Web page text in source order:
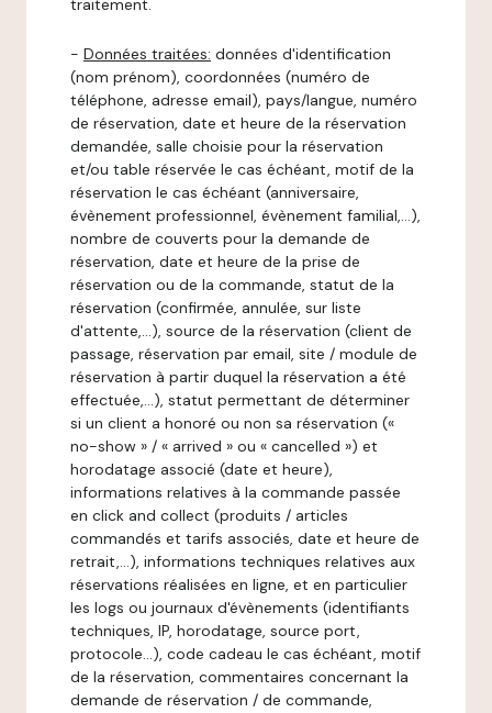
traitement.
- Données traitées: données d'identification
(nom prénom), coordonnées (numéro de
téléphone, adresse email), pays/langue, numéro
de réservation, date et heure de la réservation
demandée, salle choisie pour la réservation
et/ou table réservée le cas échéant, motif de la
réservation le cas échéant (anniversaire,
évènement professionnel, évènement familial,…),
nombre de couverts pour la demande de
réservation, date et heure de la prise de
réservation ou de la commande, statut de la
réservation (confirmée, annulée, sur liste
d'attente,…), source de la réservation (client de
passage, réservation par email, site / module de
réservation à partir duquel la réservation a été
effectuée,…), statut permettant de déterminer
si un client a honoré ou non sa réservation («
no-show » / « arrived » ou « cancelled ») et
horodatage associé (date et heure),
informations relatives à la commande passée
en click and collect (produits / articles
commandés et tarifs associés, date et heure de
retrait,…), informations techniques relatives aux
réservations réalisées en ligne, et en particulier
les logs ou journaux d'évènements (identifiants
techniques, IP, horodatage, source port,
protocole…), code cadeau le cas échéant, motif
de la réservation, commentaires concernant la
demande de réservation / de commande,